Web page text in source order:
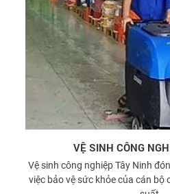
VỆ SINH CÔNG
Vệ sinh công nghiệp Tây Ninh
việc bảo vệ sức khỏe của cán bộ